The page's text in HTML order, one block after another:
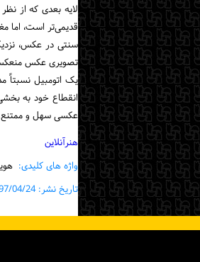
لایه بعدی که از
قدیمی‌تر است، اما
سنتی در عکس،
تصویری عکس منعکس
یک اتومبیل نسبتاً
انقطاع خود به
عکسی سهل و ممتنع.
هنرآنلاین
واژه های کلیدی:
تاریخ نشر: 1397/04/24